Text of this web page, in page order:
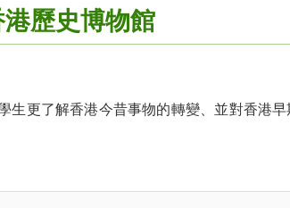
歷史博物館
生更了解香港今昔事物的轉變、並對香港